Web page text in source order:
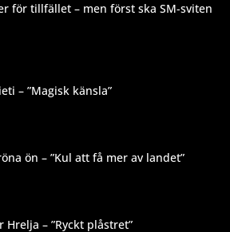
för tillfället – men först ska SM-sviten
– ”Magisk känsla”
ön – ”Kul att få mer av landet”
– ”Ryckt plåstret”